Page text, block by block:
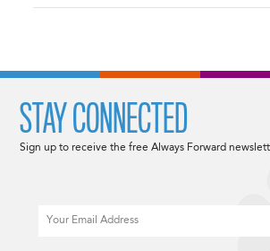
STAY CONNECTED
Sign up to receive the free Always Forward